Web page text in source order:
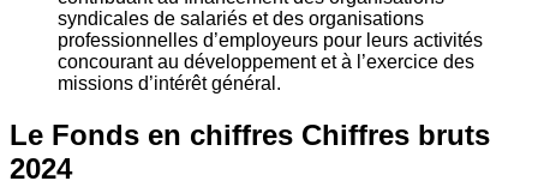
syndicales de salariés et des organisations
professionnelles d’employeurs pour leurs activités
concourant au développement et à l’exercice des
missions d’intérêt général.
Le Fonds en chiffres Chiffres bruts
2024